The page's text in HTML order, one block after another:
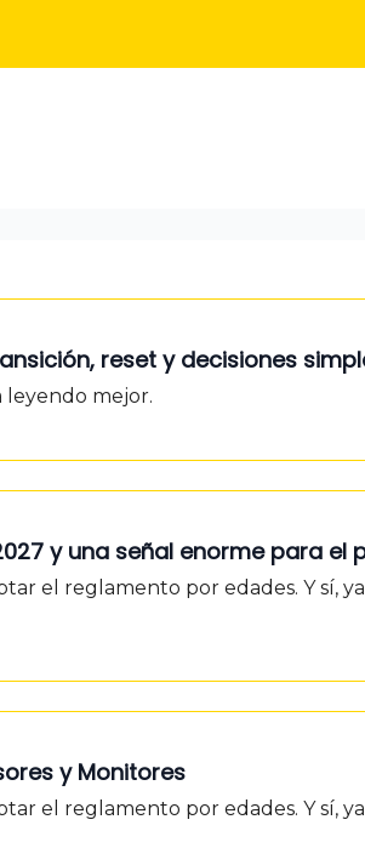
reset y decisiones
leyendo mejor.
y una señal enorme para el
el reglamento por edades. Y sí,
y Monitores
el reglamento por edades. Y sí,